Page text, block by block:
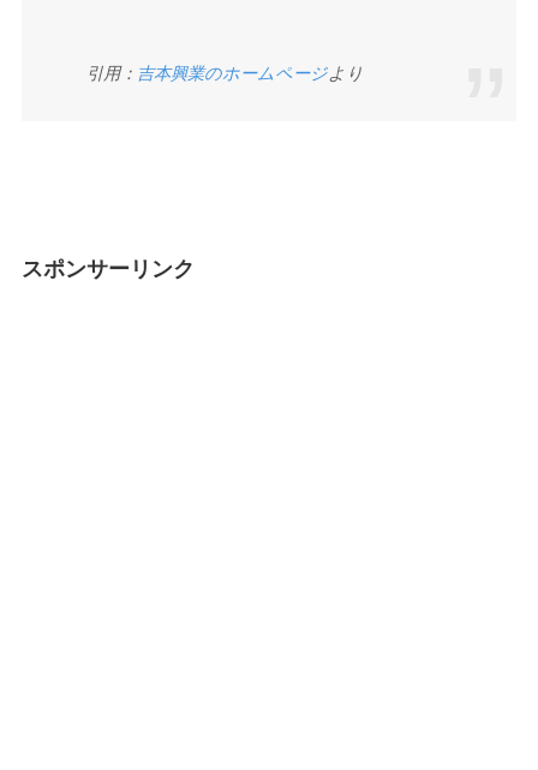
引用： 吉本興業のホームページより
スポンサーリンク